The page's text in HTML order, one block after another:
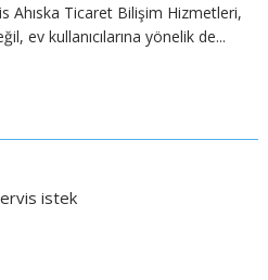
Ahıska Ticaret Bilişim Hizmetleri,
ev kullanıcılarına yönelik de...